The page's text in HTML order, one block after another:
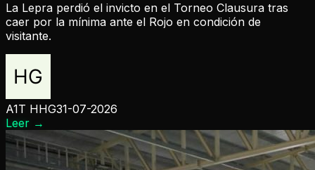
La Lepra perdió el invicto en el Torneo Clausura tras
caer por la mínima ante el Rojo en condición de
visitante.
A1T HHG31-07-2026
Leer →